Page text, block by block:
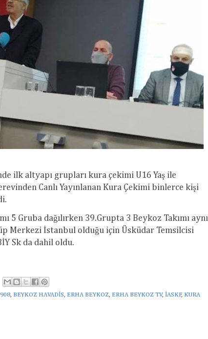
ilk altyapı grupları kura çekimi U16 Yaş ile
Canlı Yayınlanan Kura Çekimi binlerce kişi
5 Gruba dağılırken 39.Grupta 3 Beykoz Takımı aynı
Merkezi İstanbul olduğu için Üsküdar Temsilcisi
Sk da dahil oldu.
BEYKOZ HAVADİS ERHA BEYKOZ ERHA BEYKOZ TV, İASKF, KURA